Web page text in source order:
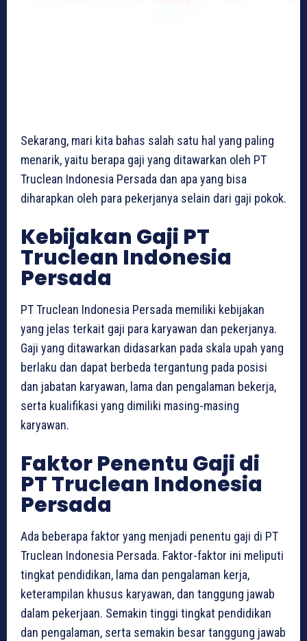
Sekarang, mari kita bahas salah satu hal yang paling
menarik, yaitu berapa gaji yang ditawarkan oleh PT
Truclean Indonesia Persada dan apa yang bisa
diharapkan oleh para pekerjanya selain dari gaji pokok.
Kebijakan Gaji PT
Truclean Indonesia
Persada
PT Truclean Indonesia Persada memiliki kebijakan
yang jelas terkait gaji para karyawan dan pekerjanya.
Gaji yang ditawarkan didasarkan pada skala upah yang
berlaku dan dapat berbeda tergantung pada posisi
dan jabatan karyawan, lama dan pengalaman bekerja,
serta kualifikasi yang dimiliki masing-masing
karyawan.
Faktor Penentu Gaji di
PT Truclean Indonesia
Persada
Ada beberapa faktor yang menjadi penentu gaji di PT
Truclean Indonesia Persada. Faktor-faktor ini meliputi
tingkat pendidikan, lama dan pengalaman kerja,
keterampilan khusus karyawan, dan tanggung jawab
dalam pekerjaan. Semakin tinggi tingkat pendidikan
dan pengalaman, serta semakin besar tanggung jawab